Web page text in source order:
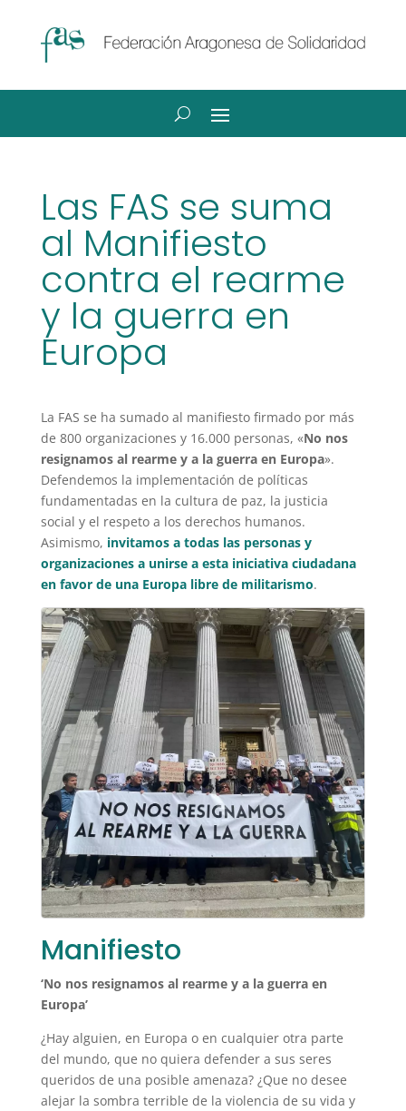
Las FAS se suma
al Manifiesto
contra el rearme
y la guerra en
Europa
La FAS se ha sumado al manifiesto firmado por más
de 800 organizaciones y 16.000 personas, «No nos
resignamos al rearme y a la guerra en Europa».
Defendemos la implementación de políticas
fundamentadas en la cultura de paz, la justicia
social y el respeto a los derechos humanos.
Asimismo, invitamos a todas las personas y
organizaciones a unirse a esta iniciativa ciudadana
en favor de una Europa libre de militarismo.
Manifiesto
‘No nos resignamos al rearme y a la guerra en
Europa’
¿Hay alguien, en Europa o en cualquier otra parte
del mundo, que no quiera defender a sus seres
queridos de una posible amenaza? ¿Que no desee
alejar la sombra terrible de la violencia de su vida y